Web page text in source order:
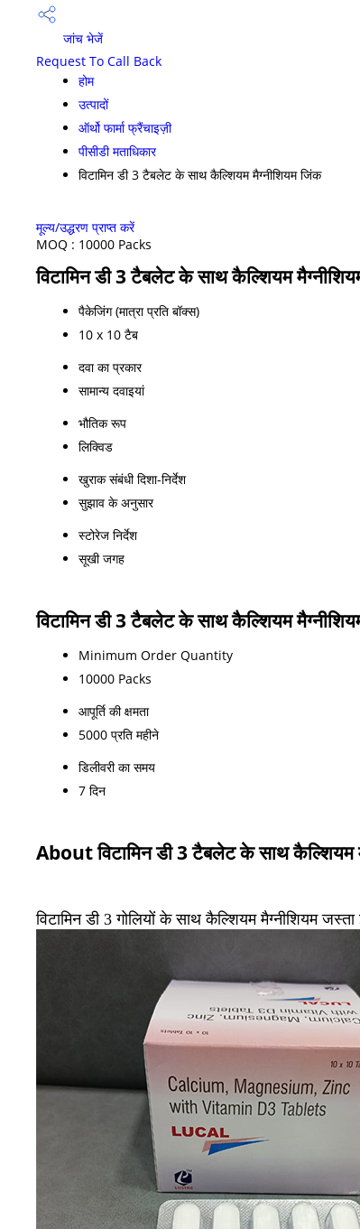
जांच भेजें
Request To Call Back
होम
उत्पादों
ऑर्थो फार्मा फ्रैंचाइज़ी
पीसीडी मताधिकार
विटामिन डी 3 टैबलेट के साथ कैल्शियम मैग्नीशियम जिंक
मूल्य/उद्धरण प्राप्त करें
MOQ : 10000 Packs
विटामिन डी 3 टैबलेट के साथ कैल्शियम
पैकेजिंग (मात्रा प्रति बॉक्स)
10 x 10 टैब
दवा का प्रकार
सामान्य दवाइयां
भौतिक रूप
लिक्विड
खुराक संबंधी दिशा-निर्देश
सुझाव के अनुसार
स्टोरेज निर्देश
सूखी जगह
विटामिन डी 3 टैबलेट के साथ कैल्शियम
Minimum Order Quantity
10000 Packs
आपूर्ति की क्षमता
5000 प्रति महीने
डिलीवरी का समय
7 दिन
About विटामिन डी 3 टैबलेट के साथ कैल्शियम
विटामिन डी 3 गोलियों के साथ कैल्शियम मैग्नीशियम